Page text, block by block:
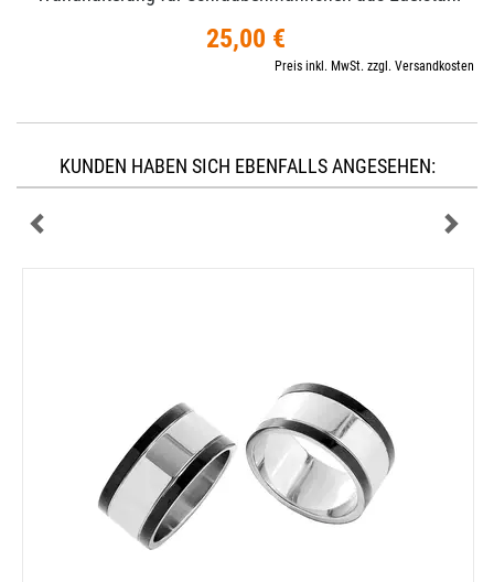
25,00 €
Preis inkl. MwSt. zzgl. Versandkosten
KUNDEN HABEN SICH EBENFALLS ANGESEHEN: